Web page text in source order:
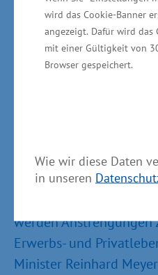
wird das Cookie-Banner
angezeigt. Dafür wird das
mit einer Gültigkeit von
Browser gespeichert.
Wie wir diese Daten
in unseren
Auch die
Gemeinschaftsaufgabe
regionalen
Mecklenburg-
wir die Förderung
Bonusförderung bei
werden Anstrengungen
Erwerbs- und
Minister Reinhard